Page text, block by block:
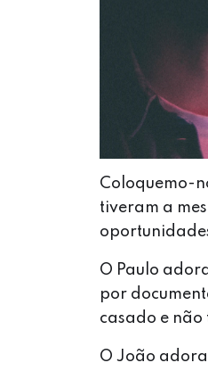
Coloquemo-
tiveram a
O Paulo
por
casado e não
O João